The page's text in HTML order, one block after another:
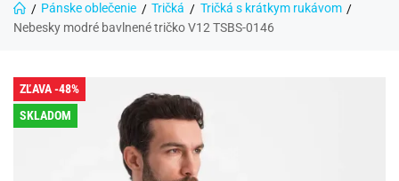
Pánske oblečenie Tričká
Tričká s krátkym rukávom
Nebesky modré bavlnené tričko V12 TSBS-0146
ZĽAVA -48%
SKLADOM